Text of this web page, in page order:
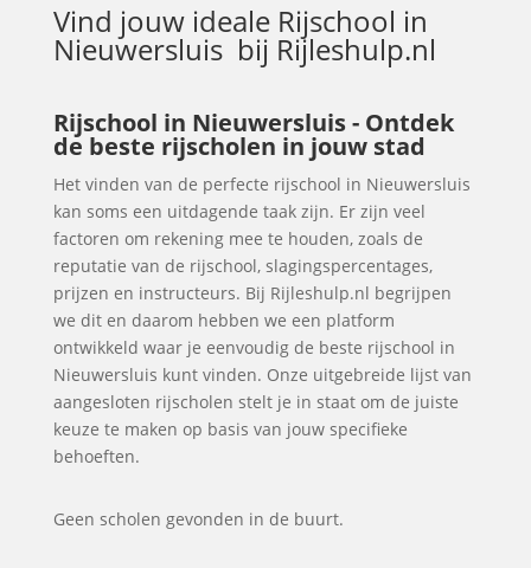
Vind jouw ideale Rijschool in
Nieuwersluis bij Rijleshulp.nl
Rijschool in Nieuwersluis - Ontdek
de beste rijscholen in jouw stad
Het vinden van de perfecte rijschool in Nieuwersluis
kan soms een uitdagende taak zijn. Er zijn veel
factoren om rekening mee te houden, zoals de
reputatie van de rijschool, slagingspercentages,
prijzen en instructeurs. Bij Rijleshulp.nl begrijpen
we dit en daarom hebben we een platform
ontwikkeld waar je eenvoudig de beste rijschool in
Nieuwersluis kunt vinden. Onze uitgebreide lijst van
aangesloten rijscholen stelt je in staat om de juiste
keuze te maken op basis van jouw specifieke
behoeften.
Geen scholen gevonden in de buurt.